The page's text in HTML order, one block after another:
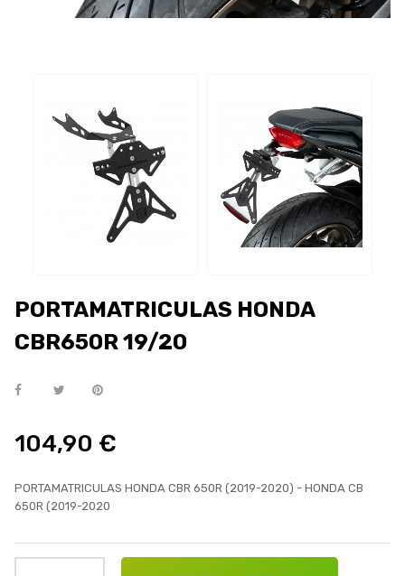
PORTAMATRICULAS HONDA
CBR650R 19/20
104,90 €
PORTAMATRICULAS HONDA CBR 650R (2019-2020) - HONDA CB
650R (2019-2020